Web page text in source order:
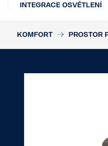
INTEGRACE OSVĚTLENÍ
KOMFORT PROSTOR